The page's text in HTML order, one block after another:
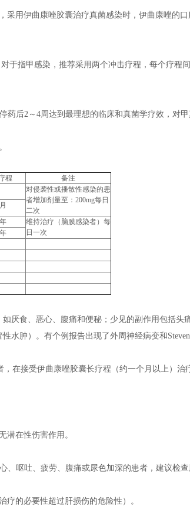
采用伊曲康唑胶囊治疗真菌感染时，伊曲康唑的
于指甲感染，推荐采用两个冲击疗程，每个疗程
药后2～4周达到最理想的临床和真菌学疗效，对
程
备注
对侵袭性或播散性感染的患
者增加剂量至：200mg每日
二次
维持治疗（脑膜感染者）每
日一次
厌食、恶心、腹痛和便秘；少见的副作用包括头
肿）。有个例报告出现了外周神经病变和
在接受伊曲康唑胶囊长疗程（约一个月以上）治
潜在性伤害作用。
呕吐、疲劳、腹痛或尿色加深的患者，建议检
的必要性超过肝损伤的危险性）。